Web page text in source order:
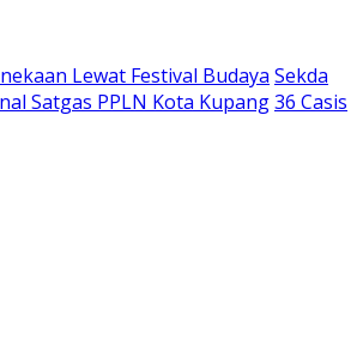
Lewat Festival Budaya Sekda
Satgas PPLN Kota Kupang36 Casis